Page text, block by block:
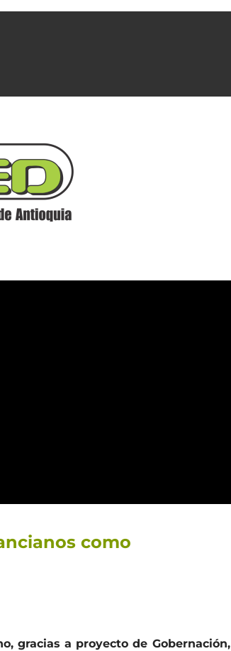
como
gracias a proyecto de Gobernación,